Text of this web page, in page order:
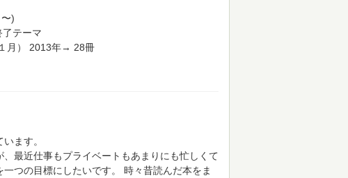
)
了テーマ
）
2013年→ 28冊
ます。
最近仕事もプライベートもあまりにも忙しくて
つの目標にしたいです。
時々昔読んだ本をま